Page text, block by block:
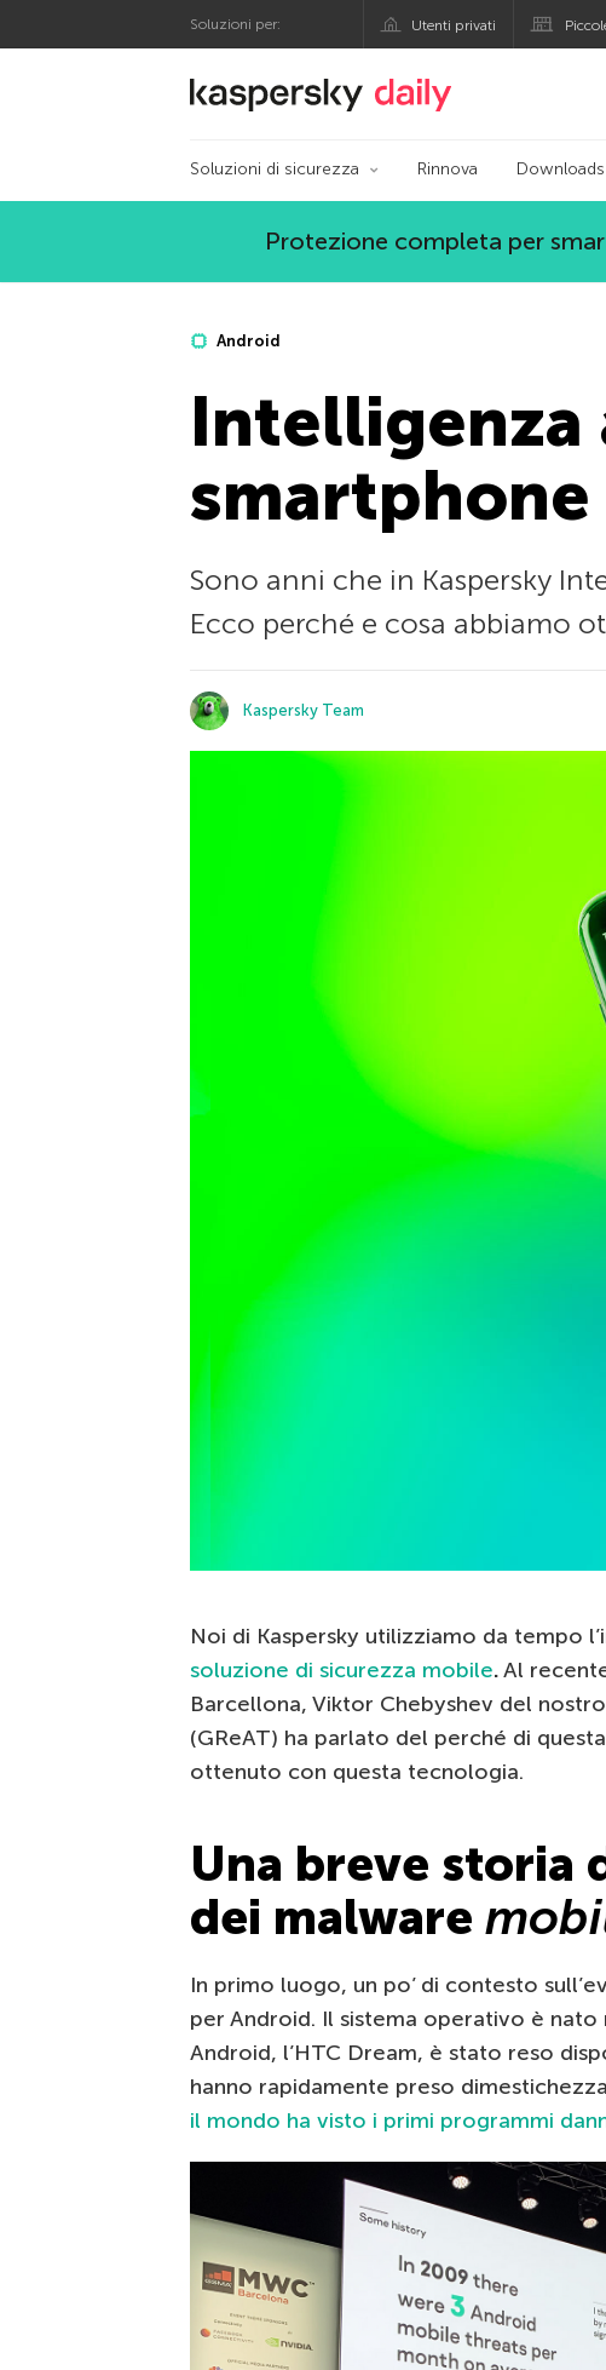
Soluzioni per: Utenti privati
Blog ufficiale di Kaspersky
Soluzioni di sicurezza Rinnova Downloads
Protezione completa per
Android
smartphone
Sono anni che in Kaspersky
Ecco perché e cosa abbiamo
Kaspersky Team
Noi di Kaspersky utilizziamo da tempo
soluzione di sicurezza mobile.Al
Barcellona, Viktor Chebyshev del
(GReAT) ha parlato del perché di
ottenuto con questa tecnologia.
Una breve storia
dei malware
In primo luogo, un po’ di contesto
per Android. Il sistema operativo è
Android, l’HTC Dream, è stato reso
hanno rapidamente preso
il mondo ha visto i primi programmi